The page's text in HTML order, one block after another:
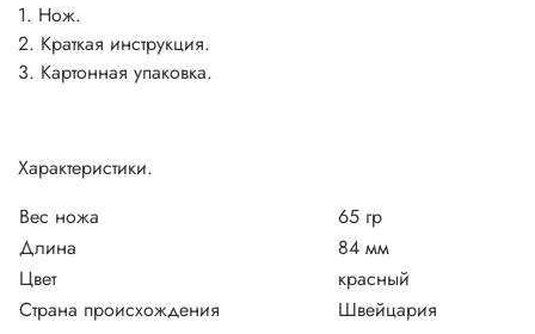
1. Нож.
2. Краткая инструкция.
3. Картонная упаковка.
Характеристики.
Вес ножа
65 гр
Длина
84 мм
Цвет
красный
Страна происхождения
Швейцария